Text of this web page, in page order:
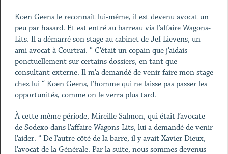
Koen Geens le reconnaît lui-même, il est devenu avocat un
peu par hasard. Et est entré au barreau via l’affaire Wagons-
Lits. Il a démarré son stage au cabinet de Jef Lievens, un
ami avocat à Courtrai. “ C’était un copain que j’aidais
ponctuellement sur certains dossiers, en tant que
consultant externe. Il m’a demandé de venir faire mon stage
chez lui “ Koen Geens, l’homme qui ne laisse pas passer les
opportunités, comme on le verra plus tard.
À cette même période, Mireille Salmon, qui était l’avocate
de Sodexo dans l’affaire Wagons-Lits, lui a demandé de venir
l’aider. “ De l’autre côté de la barre, il y avait Xavier Dieux,
l’avocat de la Générale. Par la suite, nous sommes devenus